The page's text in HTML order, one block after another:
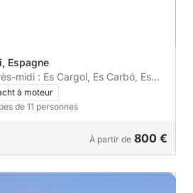
Espagne
midi : Es Cargol, Es Carbó, Es
en une demi-journée
à moteur
de 11 personnes
À partir de 800 €